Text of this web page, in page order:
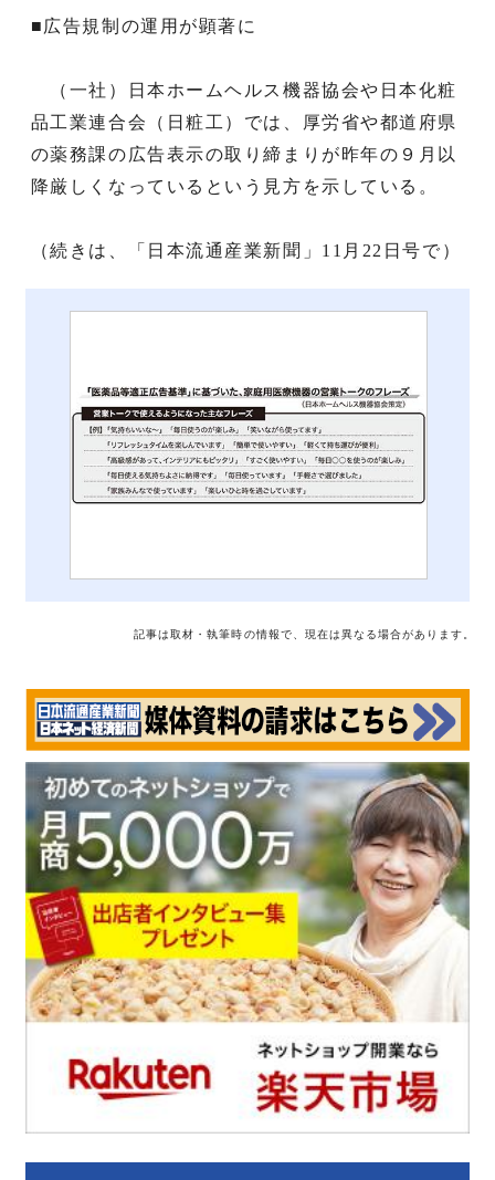
■広告規制の運用が顕著に
（一社）日本ホームヘルス機器協会や日本化粧
品工業連合会（日粧工）では、厚労省や都道府県
の薬務課の広告表示の取り締まりが昨年の９月以
降厳しくなっているという見方を示している。
（続きは、「日本流通産業新聞」11月22日号で）
記事は取材・執筆時の情報で、現在は異なる場合があります。